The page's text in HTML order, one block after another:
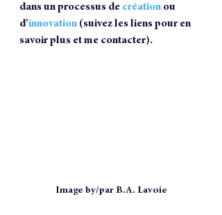
dans un processus de création ou
d’innovation (suivez les liens pour en
savoir plus et me contacter).
Image by/par B.A. Lavoie